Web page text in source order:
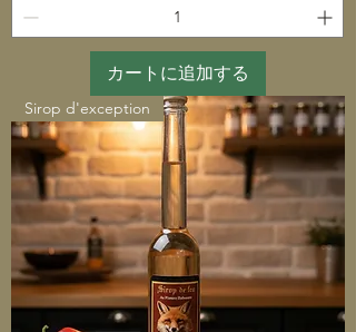
カートに追加する
Sirop d'exception